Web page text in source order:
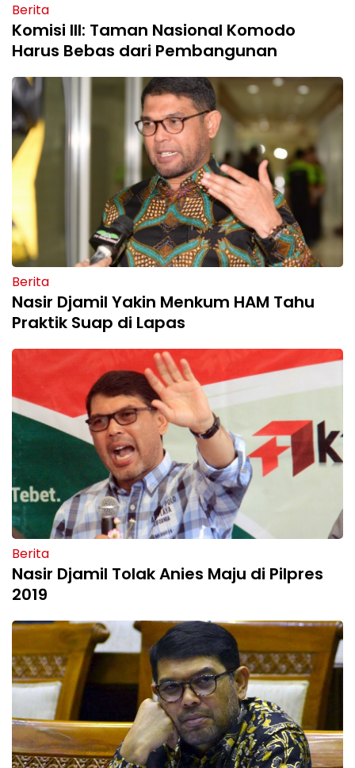
Berita
Komisi III: Taman Nasional Komodo
Harus Bebas dari Pembangunan
Berita
Nasir Djamil Yakin Menkum HAM Tahu
Praktik Suap di Lapas
Berita
Nasir Djamil Tolak Anies Maju di Pilpres
2019